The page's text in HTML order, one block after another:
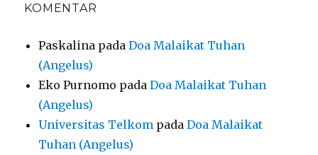
KOMENTAR
Paskalina padaDoa Malaikat Tuhan
(Angelus)
Eko Purnomo padaDoa Malaikat Tuhan
(Angelus)
Universitas Telkom padaDoa Malaikat
Tuhan (Angelus)